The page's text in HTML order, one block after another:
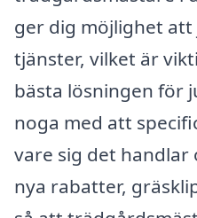
ger dig möjlighet
tjänster, vilket är
bästa lösningen för
noga med att
vare sig det handlar
nya rabatter,